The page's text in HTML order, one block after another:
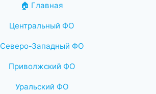
🏠 Главная
Центральный ФО
Северо-Западный ФО
Приволжский ФО
Уральский ФО